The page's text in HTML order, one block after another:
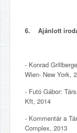
6. Ajánlott
- Konrad
Wien- New York,
- Futó Gábor:
Kft, 2014
- Kommentár a
Complex, 2013